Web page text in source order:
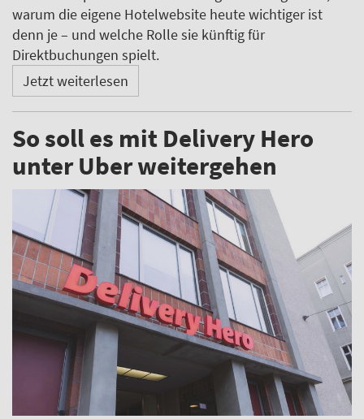
warum die eigene Hotelwebsite heute wichtiger ist
denn je – und welche Rolle sie künftig für
Direktbuchungen spielt.
Jetzt weiterlesen
So soll es mit Delivery Hero
unter Uber weitergehen